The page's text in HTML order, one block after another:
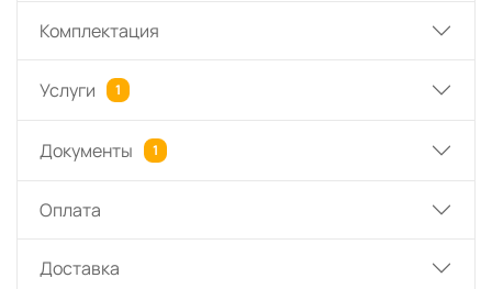
Комплектация
Услуги 1
Документы 1
Оплата
Доставка